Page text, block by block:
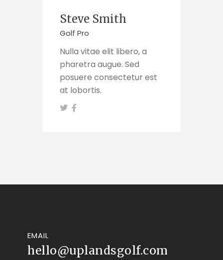
Steve Smith
Golf Pro
Nulla vitae elit libero, a
pharetra augue. Sed
posuere consectetur est
at lobortis.
EMAIL
hello@uplandsgolf.com